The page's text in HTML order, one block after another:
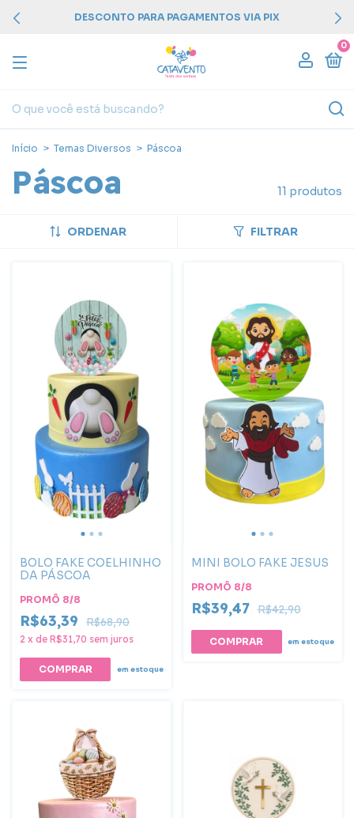
PARCELAMENTO EM ATÉ 3X SEM JUROS
0
Início > Temas Diversos > Páscoa
Páscoa 11 produtos
ORDENAR FILTRAR
BOLO FAKE COELHINHO
DA PÁSCOA
PROMÔ 8/8
R$63,39 R$68,90
2 x de R$31,70 sem juros
em estoque
MINI BOLO FAKE JESUS
PROMÔ 8/8
R$39,47 R$42,90
em estoque